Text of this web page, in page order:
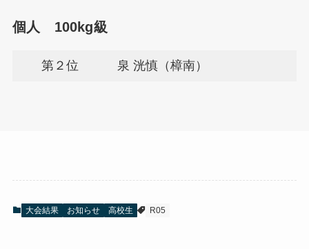
個人 100kg級
第２位 泉 洸慎（樟南）
大会結果 お知らせ 高校生 R05